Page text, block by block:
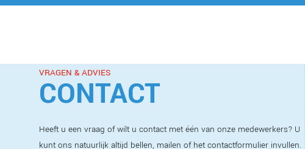
VRAGEN & ADVIES
CONTACT
Heeft u een vraag of wilt u contact met één van onze medewerkers? U
kunt ons natuurlijk altijd bellen, mailen of het contactformulier invullen.